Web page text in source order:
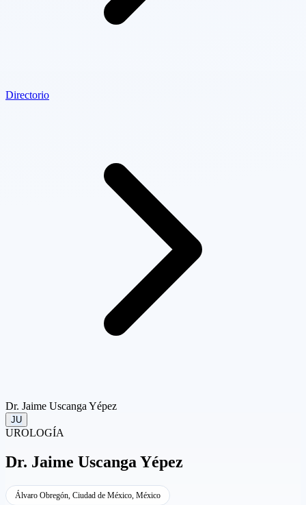
Directorio
Dr. Jaime Uscanga Yépez
JU
UROLOGÍA
Dr. Jaime Uscanga Yépez
Álvaro Obregón, Ciudad de México, México